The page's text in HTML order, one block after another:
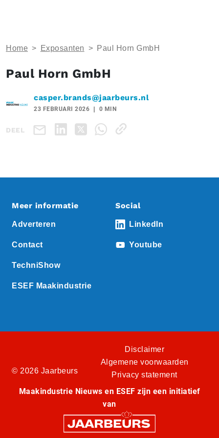
Home > Exposanten > Paul Horn GmbH
Paul Horn GmbH
casper.brands@jaarbeurs.nl
23 FEBRUARI 2026 0 MIN
DEEL
Meer informatie
Adverteren
Contact
TechniShow
ESEF Maakindustrie
Social
LinkedIn
Youtube
© 2026 Jaarbeurs
Disclaimer
Algemene voorwaarden
Privacy statement
Maakindustrie Nieuws en ESEF zijn een initiatief
van